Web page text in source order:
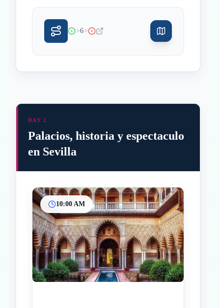
>6>
InicioParadas intermedias
Final
DAY 2
Palacios, historia y espectaculo
en Sevilla
10:00 AM